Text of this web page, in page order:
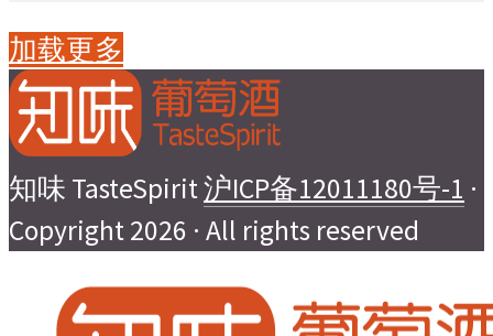
加载更多
知味 TasteSpirit沪ICP备12011180号-1 ·
Copyright 2026 · All rights reserved